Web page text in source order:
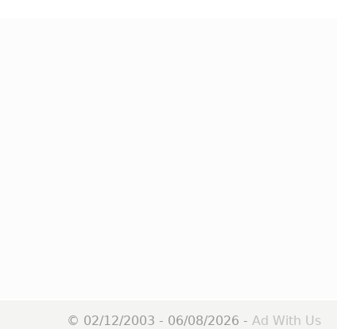
© 02/12/2003 - 06/08/2026 - Ad With Us